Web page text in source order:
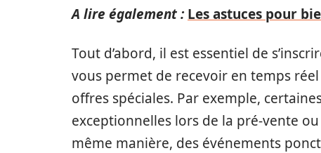
A lire également : Les astuces pour
Tout d’abord, il est essentiel de
vous permet de recevoir en temps
offres spéciales. Par exemple,
exceptionnelles lors de la pré-vente
même manière, des événements